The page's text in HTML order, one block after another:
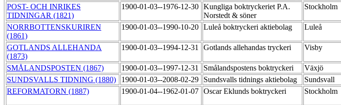
POST- OCH INRIKES
TIDNINGAR (1821)
1900-01-03--1976-12-30 Kungliga boktryckeriet P.A.
Norstedt & söner
Stockholm
NORRBOTTENSKURIREN
(1861)
1900-01-03--1990-10-20 Luleå boktryckeri aktiebolag Luleå
GOTLANDS ALLEHANDA
(1873)
1900-01-03--1994-12-31 Gotlands allehandas tryckeri Visby
SMÅLANDSPOSTEN (1867) 1900-01-03--1997-12-31 Smålandspostens boktryckeri Växjö
SUNDSVALLS TIDNING (1880) 1900-01-03--2008-02-29 Sundsvalls tidnings aktiebolag Sundsvall
REFORMATORN (1887) 1900-01-04--1962-01-07 Oscar Eklunds boktryckeri Stockholm